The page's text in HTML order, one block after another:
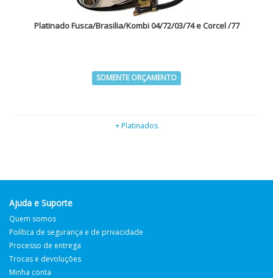
Platinado Fusca/Brasilia/Kombi 04/72/03/74 e Corcel /77
SOMENTE ORÇAMENTO
+ Platinados
Ajuda e Suporte
Quem somos
Política de segurança e de privacidade
Processo de entrega
Trocas e devoluções
Minha conta